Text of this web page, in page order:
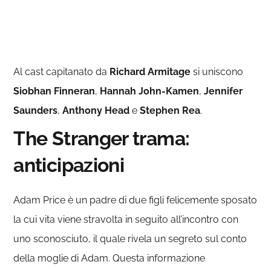
Al cast capitanato da Richard Armitage si uniscono
Siobhan Finneran, Hannah John-Kamen,Jennifer
Saunders,Anthony Head eStephen Rea.
The Stranger trama:
anticipazioni
Adam Price è un padre di due figli felicemente sposato
la cui vita viene stravolta in seguito all’incontro con
uno sconosciuto, il quale rivela un segreto sul conto
della moglie di Adam. Questa informazione